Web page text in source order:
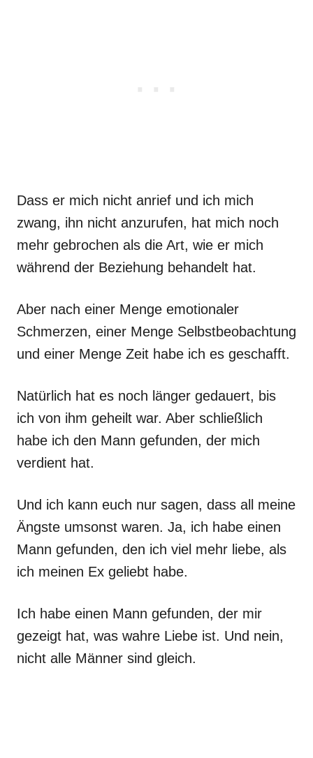
Dass er mich nicht anrief und ich mich
zwang, ihn nicht anzurufen, hat mich noch
mehr gebrochen als die Art, wie er mich
während der Beziehung behandelt hat.
Aber nach einer Menge emotionaler
Schmerzen, einer Menge Selbstbeobachtung
und einer Menge Zeit habe ich es geschafft.
Natürlich hat es noch länger gedauert, bis
ich von ihm geheilt war. Aber schließlich
habe ich den Mann gefunden, der mich
verdient hat.
Und ich kann euch nur sagen, dass all meine
Ängste umsonst waren. Ja, ich habe einen
Mann gefunden, den ich viel mehr liebe, als
ich meinen Ex geliebt habe.
Ich habe einen Mann gefunden, der mir
gezeigt hat, was wahre Liebe ist. Und nein,
nicht alle Männer sind gleich.